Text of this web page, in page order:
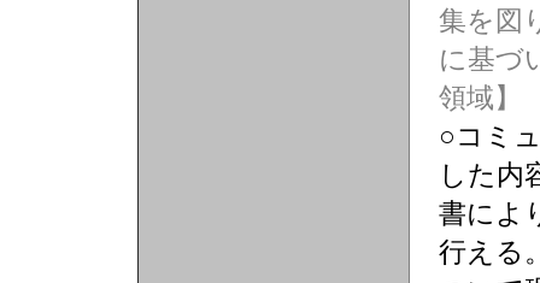
集を図
に基づ
領域】
○コミ
した内
書によ
行える